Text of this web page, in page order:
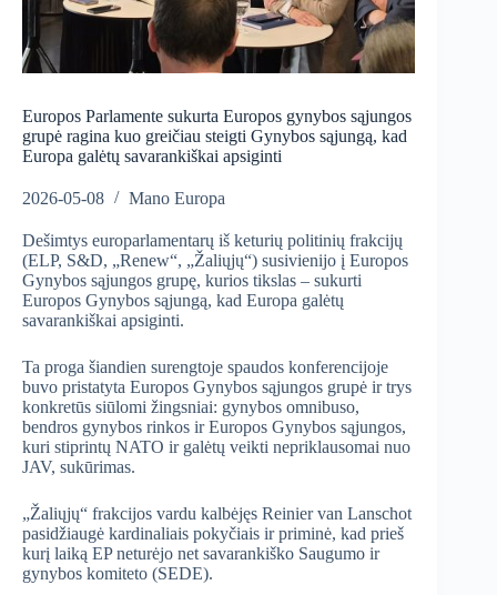
Europos Parlamente sukurta Europos gynybos sąjungos
grupė ragina kuo greičiau steigti Gynybos sąjungą, kad
Europa galėtų savarankiškai apsiginti
2026-05-08 Mano Europa
Dešimtys europarlamentarų iš keturių politinių frakcijų
(ELP, S&D, „Renew“, „Žaliųjų“) susivienijo į Europos
Gynybos sąjungos grupę, kurios tikslas – sukurti
Europos Gynybos sąjungą, kad Europa galėtų
savarankiškai apsiginti.
Ta proga šiandien surengtoje spaudos konferencijoje
buvo pristatyta Europos Gynybos sąjungos grupė ir trys
konkretūs siūlomi žingsniai: gynybos omnibuso,
bendros gynybos rinkos ir Europos Gynybos sąjungos,
kuri stiprintų NATO ir galėtų veikti nepriklausomai nuo
JAV, sukūrimas.
„Žaliųjų“ frakcijos vardu kalbėjęs Reinier van Lanschot
pasidžiaugė kardinaliais pokyčiais ir priminė, kad prieš
kurį laiką EP neturėjo net savarankiško Saugumo ir
gynybos komiteto (SEDE).